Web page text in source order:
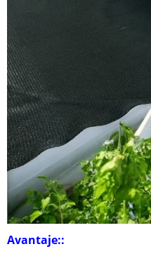
Avantaje::